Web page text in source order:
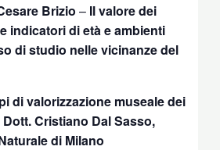
Brizio – Il valore dei
indicatori di età e ambienti
di studio nelle vicinanze del
di valorizzazione museale dei
Cristiano Dal Sasso,
di Milano